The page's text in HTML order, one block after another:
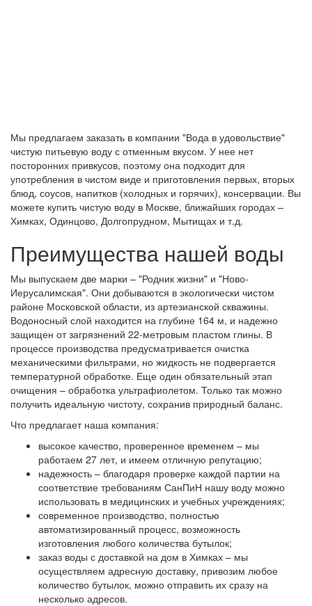
Мы предлагаем заказать в компании "Вода в удовольствие"
чистую питьевую воду с отменным вкусом. У нее нет
посторонних привкусов, поэтому она подходит для
употребления в чистом виде и приготовления первых, вторых
блюд, соусов, напитков (холодных и горячих), консервации. Вы
можете купить чистую воду в Москве, ближайших городах –
Химках, Одинцово, Долгопрудном, Мытищах и т.д.
Преимущества нашей воды
Мы выпускаем две марки – "Родник жизни" и "Ново-
Иерусалимская". Они добываются в экологически чистом
районе Московской области, из артезианской скважины.
Водоносный слой находится на глубине 164 м, и надежно
защищен от загрязнений 22-метровым пластом глины. В
процессе производства предусматривается очистка
механическими фильтрами, но жидкость не подвергается
температурной обработке. Еще один обязательный этап
очищения – обработка ультрафиолетом. Только так можно
получить идеальную чистоту, сохранив природный баланс.
Что предлагает наша компания:
высокое качество, проверенное временем – мы
работаем 27 лет, и имеем отличную репутацию;
надежность – благодаря проверке каждой партии на
соответствие требованиям СанПиН нашу воду можно
использовать в медицинских и учебных учреждениях;
современное производство, полностью
автоматизированный процесс, возможность
изготовления любого количества бутылок;
заказ воды с доставкой на дом в Химках – мы
осуществляем адресную доставку, привозим любое
количество бутылок, можно отправить их сразу на
несколько адресов.